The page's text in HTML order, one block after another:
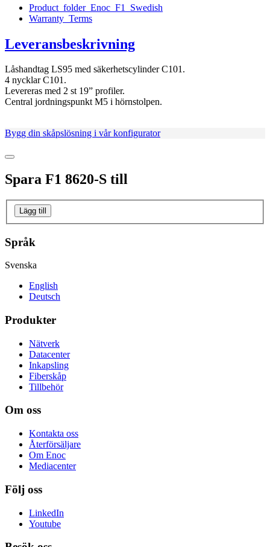
Product_folder_Enoc_F1_Swedish
Warranty_Terms
Leveransbeskrivning
Låshandtag LS95 med säkerhetscylinder C101.
4 nycklar C101.
Levereras med 2 st 19” profiler.
Central jordningspunkt M5 i hörnstolpen.
Bygg din skåpslösning i vår konfigurator
Spara F1 8620-S till
Lägg till
Språk
Svenska
English
Deutsch
Produkter
Nätverk
Datacenter
Inkapsling
Fiberskåp
Tillbehör
Om oss
Kontakta oss
Återförsäljare
Om Enoc
Mediacenter
Följ oss
LinkedIn
Youtube